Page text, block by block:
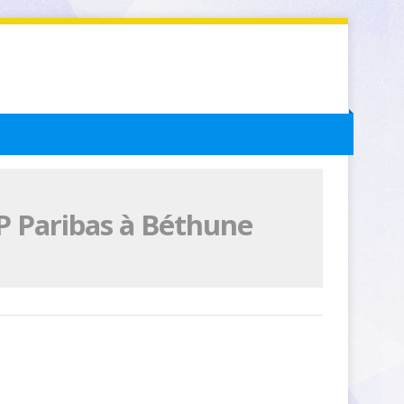
Paribas à Béthune